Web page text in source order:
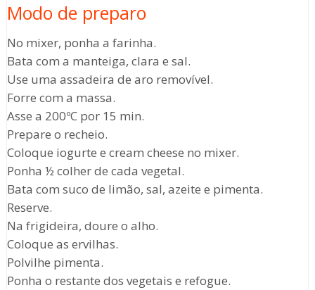
Modo de preparo
No mixer, ponha a farinha.
Bata com a manteiga, clara e sal.
Use uma assadeira de aro removível.
Forre com a massa.
Asse a 200ºC por 15 min.
Prepare o recheio.
Coloque iogurte e cream cheese no mixer.
Ponha ½ colher de cada vegetal.
Bata com suco de limão, sal, azeite e pimenta.
Reserve.
Na frigideira, doure o alho.
Coloque as ervilhas.
Polvilhe pimenta.
Ponha o restante dos vegetais e refogue.